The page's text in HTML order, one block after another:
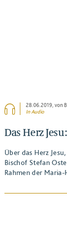
28.06.2019, von
In Audio
Das Herz
Über das Herz
Bischof Stefan
Rahmen der